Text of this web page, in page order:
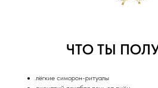
ЧТО ТЫ
лёгкие симорон-ритуалы